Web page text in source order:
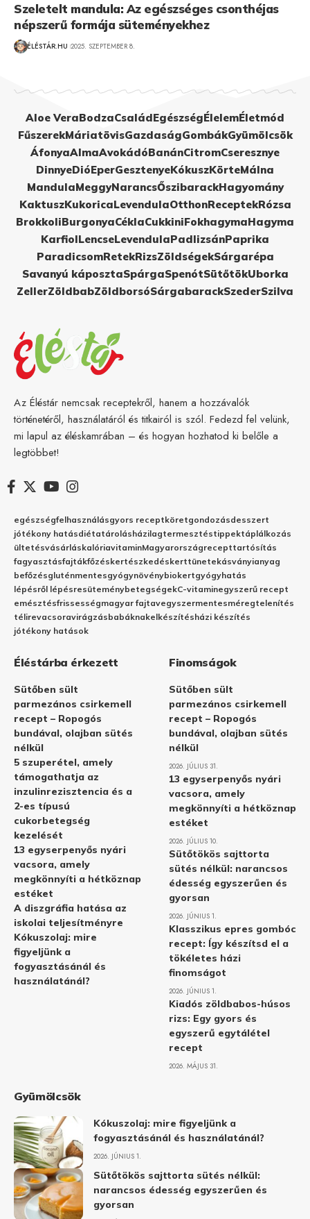
Szeletelt mandula: Az egészséges csonthéjas
népszerű formája süteményekhez
ÉLÉSTÁR.HU 2025. SZEPTEMBER 8.
Aloe VeraBodzaCsaládEgészségÉlelemÉletmód
FűszerekMáriatövisGazdaságGombákGyümölcsök
ÁfonyaAlmaAvokádóBanánCitromCseresznye
DinnyeDióEperGesztenyeKókuszKörteMálna
MandulaMeggyNarancsŐszibarackHagyomány
KaktuszKukoricaLevendulaOtthonReceptekRózsa
BrokkoliBurgonyaCéklaCukkiniFokhagymaHagyma
KarfiolLencseLevendulaPadlizsánPaprika
ParadicsomRetekRizsZöldségekSárgarépa
Savanyú káposztaSpárgaSpenótSütőtökUborka
ZellerZöldbabZöldborsóSárgabarackSzederSzilva
Az Éléstár nemcsak receptekről, hanem a hozzávalók
történetéről, használatáról és titkairól is szól. Fedezd fel velünk,
mi lapul az éléskamrában – és hogyan hozhatod ki belőle a
legtöbbet!
egészségfelhasználásgyors receptköretgondozásdesszert
jótékony hatásdiétatárolásházilagtermesztéstippektáplálkozás
ültetésvásárláskalóriavitaminMagyarországrecepttartósítás
fagyasztásfajtákfőzéskertészkedéskerttünetekásványianyag
befőzésgluténmentesgyógynövénybiokertgyógyhatás
lépésről lépésresüteménybetegségekC-vitaminegyszerű recept
emésztésfrissességmagyar fajtavegyszermentesméregtelenítés
télirevacsoravirágzásbabáknakelkészítésházi készítés
jótékony hatások
Éléstárba érkezett
Sütőben sült
parmezános csirkemell
recept – Ropogós
bundával, olajban sütés
nélkül
5 szuperétel, amely
támogathatja az
inzulinrezisztencia és a
2-es típusú
cukorbetegség
kezelését
13 egyserpenyős nyári
vacsora, amely
megkönnyíti a hétköznap
estéket
A diszgráfia hatása az
iskolai teljesítményre
Kókuszolaj: mire
figyeljünk a
fogyasztásánál és
használatánál?
Finomságok
Sütőben sült
parmezános csirkemell
recept – Ropogós
bundával, olajban sütés
nélkül
2026. JÚLIUS 31.
13 egyserpenyős nyári
vacsora, amely
megkönnyíti a hétköznap
estéket
2026. JÚLIUS 10.
Sütőtökös sajttorta
sütés nélkül: narancsos
édesség egyszerűen és
gyorsan
2026. JÚNIUS 1.
Klasszikus epres gombóc
recept: Így készítsd el a
tökéletes házi
finomságot
2026. JÚNIUS 1.
Kiadós zöldbabos-húsos
rizs: Egy gyors és
egyszerű egytálétel
recept
2026. MÁJUS 31.
Gyümölcsök
Kókuszolaj: mire figyeljünk a
fogyasztásánál és használatánál?
2026. JÚNIUS 1.
Sütőtökös sajttorta sütés nélkül:
narancsos édesség egyszerűen és
gyorsan